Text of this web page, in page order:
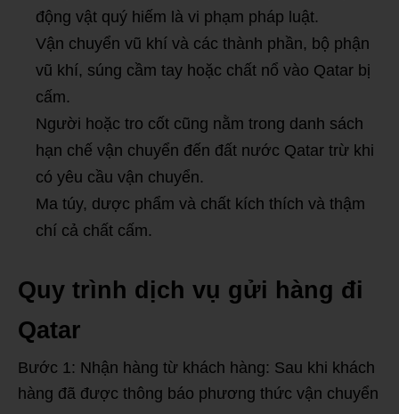
động vật quý hiếm là vi phạm pháp luật.
Vận chuyển vũ khí và các thành phần, bộ phận
vũ khí, súng cầm tay hoặc chất nổ vào Qatar bị
cấm.
Người hoặc tro cốt cũng nằm trong danh sách
hạn chế vận chuyển đến đất nước Qatar trừ khi
có yêu cầu vận chuyển.
Ma túy, dược phẩm và chất kích thích và thậm
chí cả chất cấm.
Quy trình dịch vụ gửi hàng đi
Qatar
Bước 1: Nhận hàng từ khách hàng: Sau khi khách
hàng đã được thông báo phương thức vận chuyển